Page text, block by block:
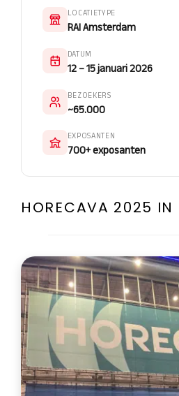
LOCATIETYPE
RAI Amsterdam
DATUM
12 – 15 januari 2026
BEZOEKERS
~65.000
EXPOSANTEN
700+ exposanten
HORECAVA 2025 IN